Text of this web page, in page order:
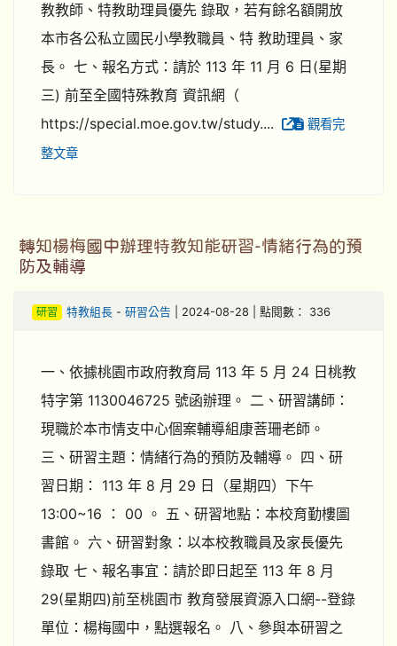
教教師、特教助理員優先 錄取，若有餘名額開放
本市各公私立國民小學教職員、特 教助理員、家
長。 七、報名方式：請於 113 年 11 月 6 日(星期
三) 前至全國特殊教育 資訊網（
https://special.moe.gov.tw/study....
觀看完
整文章
轉知楊梅國中辦理特教知能研習-情緒行為的預
防及輔導
研習 特教組長- 研習公告 | 2024-08-28 | 點閱數： 336
一、依據桃園市政府教育局 113 年 5 月 24 日桃教
特字第 1130046725 號函辦理。 二、研習講師：
現職於本市情支中心個案輔導組康菩珊老師。
三、研習主題：情緒行為的預防及輔導。 四、研
習日期： 113 年 8 月 29 日（星期四）下午
13:00~16 ： 00 。 五、研習地點：本校育勤樓圖
書館。 六、研習對象：以本校教職員及家長優先
錄取 七、報名事宜：請於即日起至 113 年 8 月
29(星期四)前至桃園市 教育發展資源入口網--登錄
單位：楊梅國中，點選報名。 八、參與本研習之